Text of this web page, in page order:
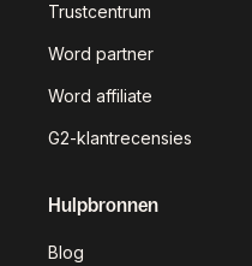
Trustcentrum
Word partner
Word affiliate
G2-klantrecensies
Hulpbronnen
Blog